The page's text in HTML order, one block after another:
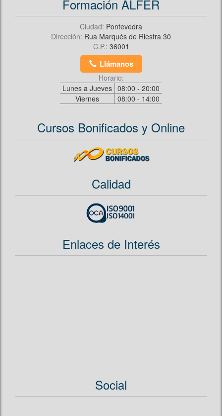
Formación ALFER
Ciudad: Pontevedra
Dirección: Rua Marqués de Riestra 30
C.P.: 36001
Llámanos
Horario:
Lunes a Jueves 08:00 - 20:00
Viernes
08:00 - 14:00
Cursos Bonificados y Online
Calidad
Enlaces de Interés
Social